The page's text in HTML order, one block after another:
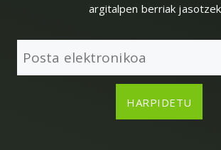
argitalpen berriak